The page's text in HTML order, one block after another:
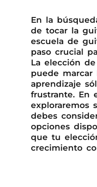
En la
de tocar la
escuela de
paso crucial
La elección
puede
aprendizaje
frustrante. En
exploraremos
debes
opciones
que tu
crecimiento